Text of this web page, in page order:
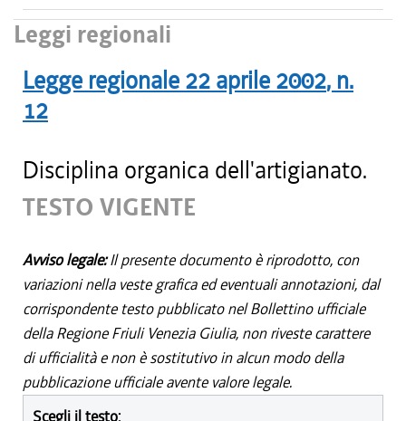
Leggi regionali
Legge regionale 22 aprile 2002, n.
12
Disciplina organica dell'artigianato.
TESTO VIGENTE
Avviso legale:Il presente documento è riprodotto, con
variazioni nella veste grafica ed eventuali annotazioni, dal
corrispondente testo pubblicato nel Bollettino ufficiale
della Regione Friuli Venezia Giulia, non riveste carattere
di ufficialità e non è sostitutivo in alcun modo della
pubblicazione ufficiale avente valore legale.
Scegli il testo: